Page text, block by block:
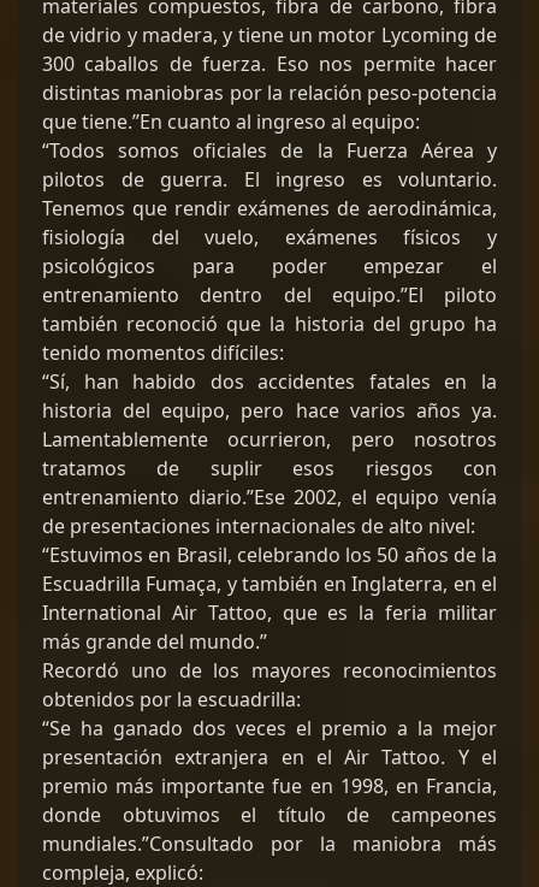
materiales compuestos, fibra de carbono, fibra
de vidrio y madera, y tiene un motor Lycoming de
300 caballos de fuerza. Eso nos permite hacer
distintas maniobras por la relación peso-potencia
que tiene.”En cuanto al ingreso al equipo:
“Todos somos oficiales de la Fuerza Aérea y
pilotos de guerra. El ingreso es voluntario.
Tenemos que rendir exámenes de aerodinámica,
fisiología del vuelo, exámenes físicos y
psicológicos para poder empezar el
entrenamiento dentro del equipo.”El piloto
también reconoció que la historia del grupo ha
tenido momentos difíciles:
“Sí, han habido dos accidentes fatales en la
historia del equipo, pero hace varios años ya.
Lamentablemente ocurrieron, pero nosotros
tratamos de suplir esos riesgos con
entrenamiento diario.”Ese 2002, el equipo venía
de presentaciones internacionales de alto nivel:
“Estuvimos en Brasil, celebrando los 50 años de la
Escuadrilla Fumaça, y también en Inglaterra, en el
International Air Tattoo, que es la feria militar
más grande del mundo.”
Recordó uno de los mayores reconocimientos
obtenidos por la escuadrilla:
“Se ha ganado dos veces el premio a la mejor
presentación extranjera en el Air Tattoo. Y el
premio más importante fue en 1998, en Francia,
donde obtuvimos el título de campeones
mundiales.”Consultado por la maniobra más
compleja, explicó: